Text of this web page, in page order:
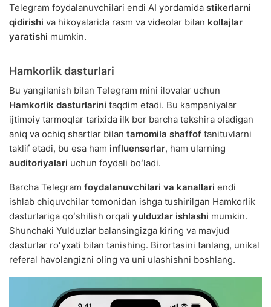
Telegram foydalanuvchilari endi AI yordamida stikerlarni
qidirishi va hikoyalarida rasm va videolar bilan kollajlar
yaratishi mumkin.
Hamkorlik dasturlari
Bu yangilanish bilan Telegram mini ilovalar uchun
Hamkorlik dasturlarini taqdim etadi. Bu kampaniyalar
ijtimoiy tarmoqlar tarixida ilk bor barcha tekshira oladigan
aniq va ochiq shartlar bilan tamomila shaffof tanituvlarni
taklif etadi, bu esa ham influenserlar, ham ularning
auditoriyalari uchun foydali boʻladi.
Barcha Telegram foydalanuvchilari va kanallari endi
ishlab chiquvchilar tomonidan ishga tushirilgan Hamkorlik
dasturlariga qoʻshilish orqali yulduzlar ishlashi mumkin.
Shunchaki Yulduzlar balansingizga kiring va mavjud
dasturlar roʻyxati bilan tanishing. Birortasini tanlang, unikal
referal havolangizni oling va uni ulashishni boshlang.